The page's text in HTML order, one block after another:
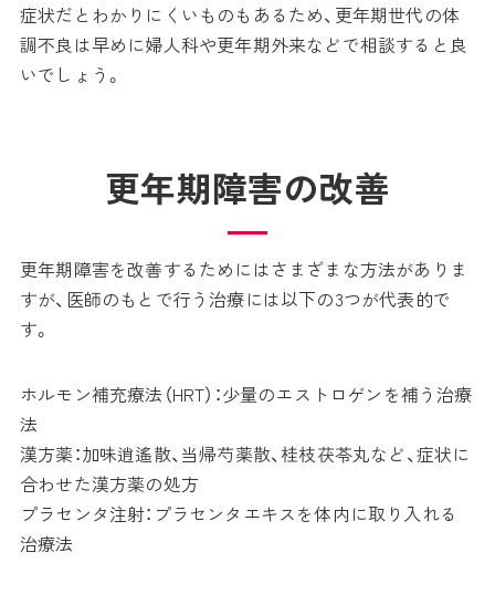
症状だとわかりにくいものもあるため、更年期世代の体
調不良は早めに婦人科や更年期外来などで相談すると良
いでしょう。
更年期障害の改善
更年期障害を改善するためにはさまざまな方法がありま
すが、医師のもとで行う治療には以下の3つが代表的で
す。
ホルモン補充療法（HRT）：少量のエストロゲンを補う治療
法
漢方薬：加味逍遙散、当帰芍薬散、桂枝茯苓丸など、症状に
合わせた漢方薬の処方
プラセンタ注射：プラセンタエキスを体内に取り入れる
治療法